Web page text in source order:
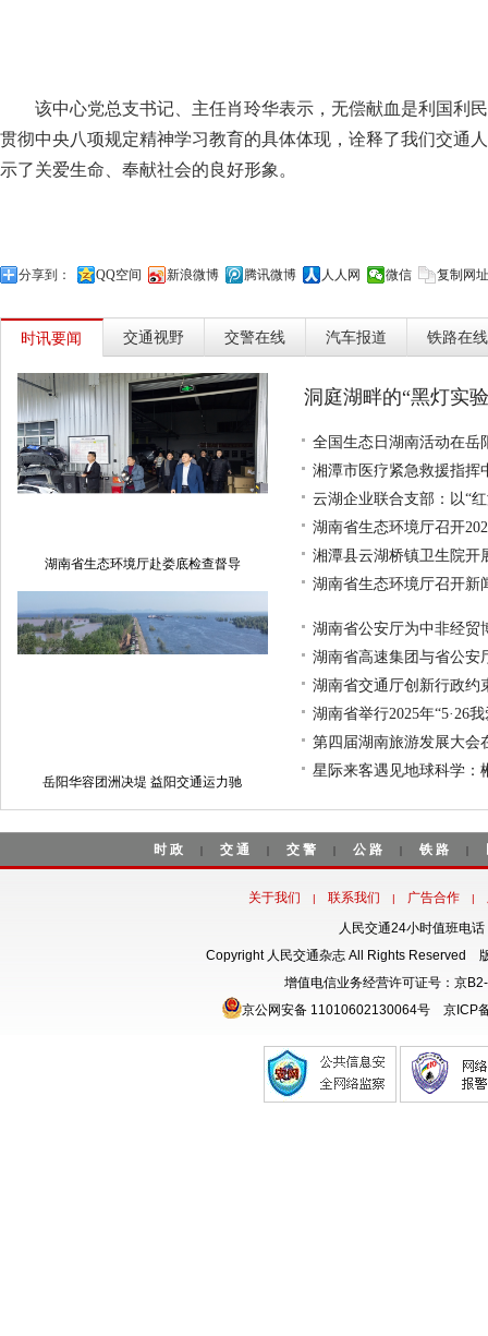
该中心党总支书记、主任肖玲华表示，无偿献血是利国利
贯彻中央八项规定精神学习教育的具体体现，诠释了我们交通
示了关爱生命、奉献社会的良好形象。
分享到： QQ空间 新浪微博 腾讯微博 人人网 微信 复制网址
时讯要闻 交通视野 交警在线 汽车报道 铁路在线
湖南省生态环境厅赴娄底检查督导
岳阳华容团洲决堤 益阳交通运力驰
洞庭湖畔的“黑灯实
全国生态日湖南活动在岳
湘潭市医疗紧急救援指挥
云湖企业联合支部：以“
湖南省生态环境厅召开
湘潭县云湖桥镇卫生院开
湖南省生态环境厅召开新
湖南省公安厅为中非经贸
湖南省高速集团与省公安
湖南省交通厅创新行政约
湖南省举行2025年“5·26
第四届湖南旅游发展大会
星际来客遇见地球科学：
时政 | 交通 | 交警 | 公路 | 铁路 |
关于我们 | 联系我们 | 广告合作 |
人民交通24小时值班电
Copyright 人民交通杂志 All Rights Reserved
增值电信业务经营许可证号：京
京公网安备 11010602130064号
京ICP